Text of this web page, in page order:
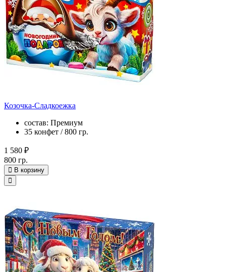
Козочка-Сладкоежка
состав: Премиум
35 конфет / 800 гр.
1 580 ₽
800 гр.
В корзину